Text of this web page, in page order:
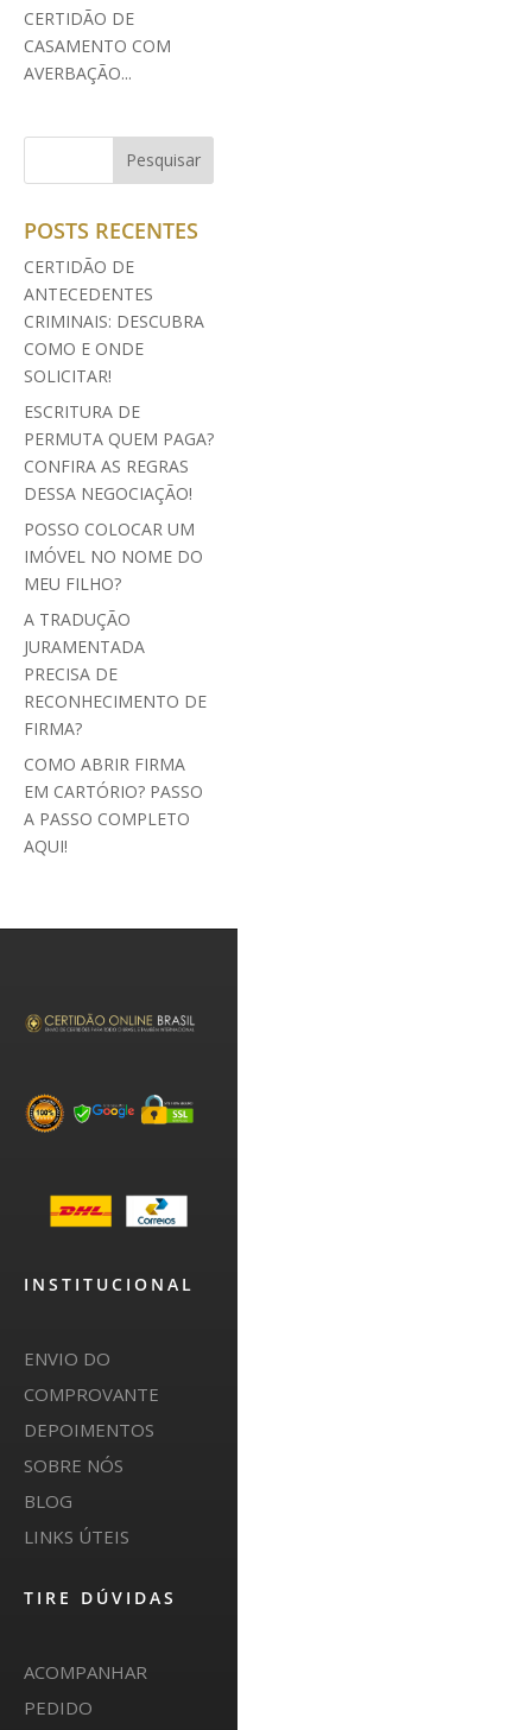
CERTIDÃO DE
CASAMENTO COM
AVERBAÇÃO...
POSTS RECENTES
CERTIDÃO DE
ANTECEDENTES
CRIMINAIS: DESCUBRA
COMO E ONDE
SOLICITAR!
ESCRITURA DE
PERMUTA QUEM PAGA?
CONFIRA AS REGRAS
DESSA NEGOCIAÇÃO!
POSSO COLOCAR UM
IMÓVEL NO NOME DO
MEU FILHO?
A TRADUÇÃO
JURAMENTADA
PRECISA DE
RECONHECIMENTO DE
FIRMA?
COMO ABRIR FIRMA
EM CARTÓRIO? PASSO
A PASSO COMPLETO
AQUI!
INSTITUCIONAL
ENVIO DO
COMPROVANTE
DEPOIMENTOS
SOBRE NÓS
BLOG
LINKS ÚTEIS
TIRE DÚVIDAS
ACOMPANHAR
PEDIDO